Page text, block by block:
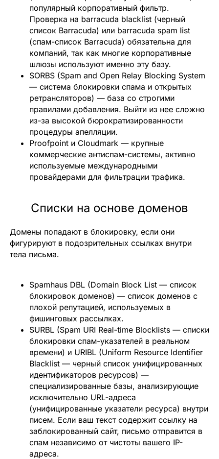
популярный корпоративный фильтр.
Проверка на barracuda blacklist (черный
список Barracuda) или barracuda spam list
(спам-список Barracuda) обязательна для
компаний, так как многие корпоративные
шлюзы используют именно эту базу.
SORBS (Spam and Open Relay Blocking System
— система блокировки спама и открытых
ретрансляторов) — база со строгими
правилами добавления. Выйти из нее сложно
из-за высокой бюрократизированности
процедуры апелляции.
Proofpoint и Cloudmark — крупные
коммерческие антиспам-системы, активно
используемые международными
провайдерами для фильтрации трафика.
Списки на основе доменов
Домены попадают в блокировку, если они
фигурируют в подозрительных ссылках внутри
тела письма.
Spamhaus DBL (Domain Block List — список
блокировок доменов) — список доменов с
плохой репутацией, используемых в
фишинговых рассылках.
SURBL (Spam URI Real-time Blocklists — списки
блокировки спам-указателей в реальном
времени) и URIBL (Uniform Resource Identifier
Blacklist — черный список унифицированных
идентификаторов ресурсов) —
специализированные базы, анализирующие
исключительно URL-адреса
(унифицированные указатели ресурса) внутри
писем. Если ваш текст содержит ссылку на
заблокированный сайт, письмо отправится в
спам независимо от чистоты вашего IP-
адреса.